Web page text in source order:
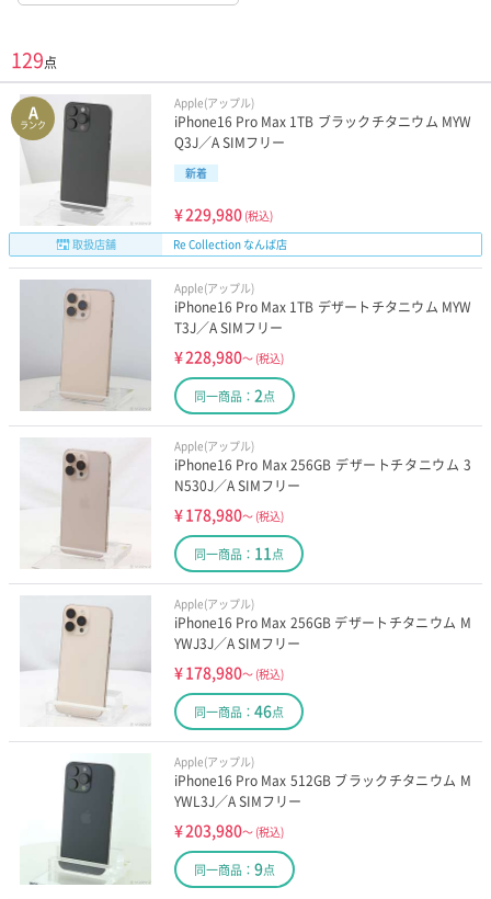
129点
A
ランク
Apple(アップル)
iPhone16 Pro Max 1TB ブラックチタニウム MYW
Q3J／A SIMフリー
新着
¥229,980 (税込)
取扱店舗
Re Collection なんば店
Apple(アップル)
iPhone16 Pro Max 1TB デザートチタニウム MYW
T3J／A SIMフリー
¥228,980～ (税込)
同一商品： 2点
Apple(アップル)
iPhone16 Pro Max 256GB デザートチタニウム 3
N530J／A SIMフリー
¥178,980～ (税込)
同一商品： 11点
Apple(アップル)
iPhone16 Pro Max 256GB デザートチタニウム M
YWJ3J／A SIMフリー
¥178,980～ (税込)
同一商品： 46点
Apple(アップル)
iPhone16 Pro Max 512GB ブラックチタニウム M
YWL3J／A SIMフリー
¥203,980～ (税込)
同一商品： 9点